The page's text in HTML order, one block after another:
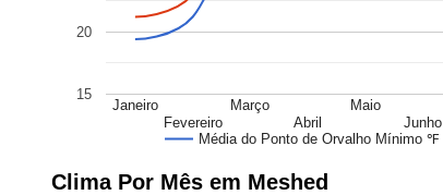
Média do Ponto de Orvalho Mínimo ℉
Janeiro
Fevereiro
Março
Abril
Maio
Junho
15
20
Clima Por Mês em Meshed